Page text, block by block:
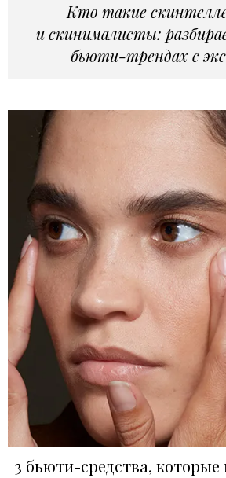
Кто такие
и скинималисты:
бьюти-трендах с
3 бьюти-средства,